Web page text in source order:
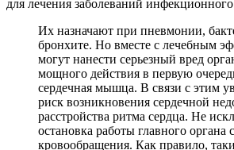
для лечения заболеваний инфекционного
Их назначают при пневмонии,
бронхите. Но вместе с лечебным
могут нанести серьезный вред
мощного действия в первую
сердечная мышца. В связи с этим
риск возникновения сердечной
расстройства ритма сердца. Не
остановка работы главного органа
кровообращения. Как правило,